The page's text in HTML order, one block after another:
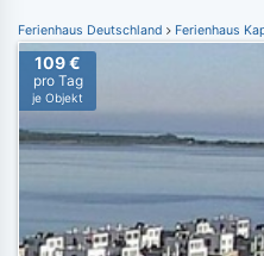
Ferienhaus Deutschland Ferienhaus
109 €
pro Tag
je Objekt